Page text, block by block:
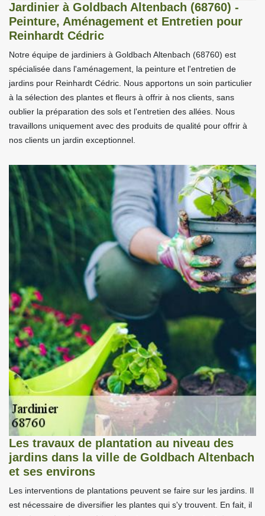
Jardinier à Goldbach Altenbach (68760) -
Peinture, Aménagement et Entretien pour
Reinhardt Cédric
Notre équipe de jardiniers à Goldbach Altenbach (68760) est
spécialisée dans l'aménagement, la peinture et l'entretien de
jardins pour Reinhardt Cédric. Nous apportons un soin particulier
à la sélection des plantes et fleurs à offrir à nos clients, sans
oublier la préparation des sols et l'entretien des allées. Nous
travaillons uniquement avec des produits de qualité pour offrir à
nos clients un jardin exceptionnel.
Les travaux de plantation au niveau des
jardins dans la ville de Goldbach Altenbach
et ses environs
Les interventions de plantations peuvent se faire sur les jardins. Il
est nécessaire de diversifier les plantes qui s'y trouvent. En fait, il